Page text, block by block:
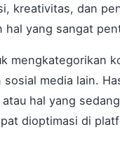
kreativitas, dan
hal yang sangat
mengkategorikan
media lain.
hal yang
dioptimasi di